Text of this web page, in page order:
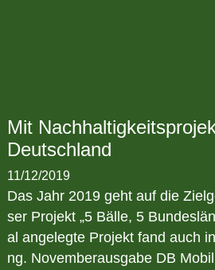
Mit
Deutschland
11/12/2019
Das Jahr 2019 geht auf die
ser Projekt „5 Bälle, 5
al angelegte Projekt fand auch
ng. Novemberausgabe DB